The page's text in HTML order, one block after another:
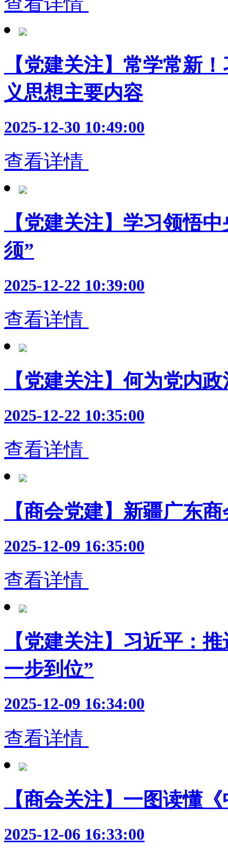
【党建关注】常学常新
义思想主要内容
2025-12-30 10:49:00
查看详情
【党建关注】学习领悟
须”
2025-12-22 10:39:00
查看详情
【党建关注】何为党内
2025-12-22 10:35:00
查看详情
【商会党建】新疆广东
2025-12-09 16:35:00
查看详情
【党建关注】习近平：
一步到位”
2025-12-09 16:34:00
查看详情
【商会关注】一图读懂
2025-12-06 16:33:00